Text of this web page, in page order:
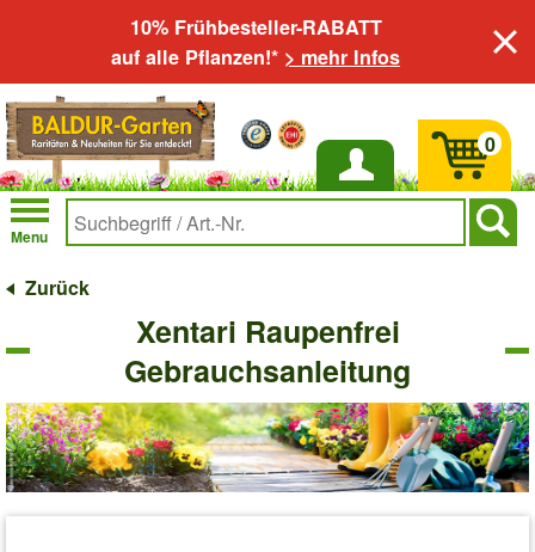
10% Frühbesteller-RABATT
auf alle Pflanzen!* > mehr Infos
Anmelden
Menu
0
Zurück
Xentari Raupenfrei
Gebrauchsanleitung